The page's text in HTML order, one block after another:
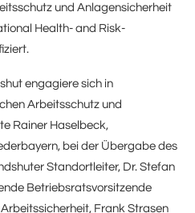
und Anlagensicherheit
Health- and Risk-
engagiere sich in
Arbeitsschutz und
Rainer Haselbeck,
bei der Übergabe des
Standortleiter, Dr. Stefan
Betriebsratsvorsitzende
Frank Strasen